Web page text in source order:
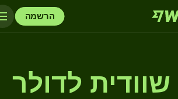
הרשמה
לדולר